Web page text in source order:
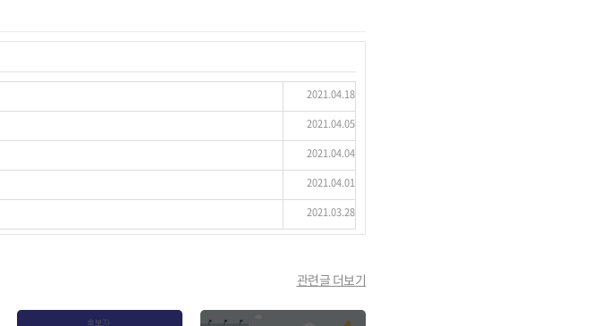
2021.04.18
2021.04.05
2021.04.04
2021.04.01
2021.03.28
관련글 더보기